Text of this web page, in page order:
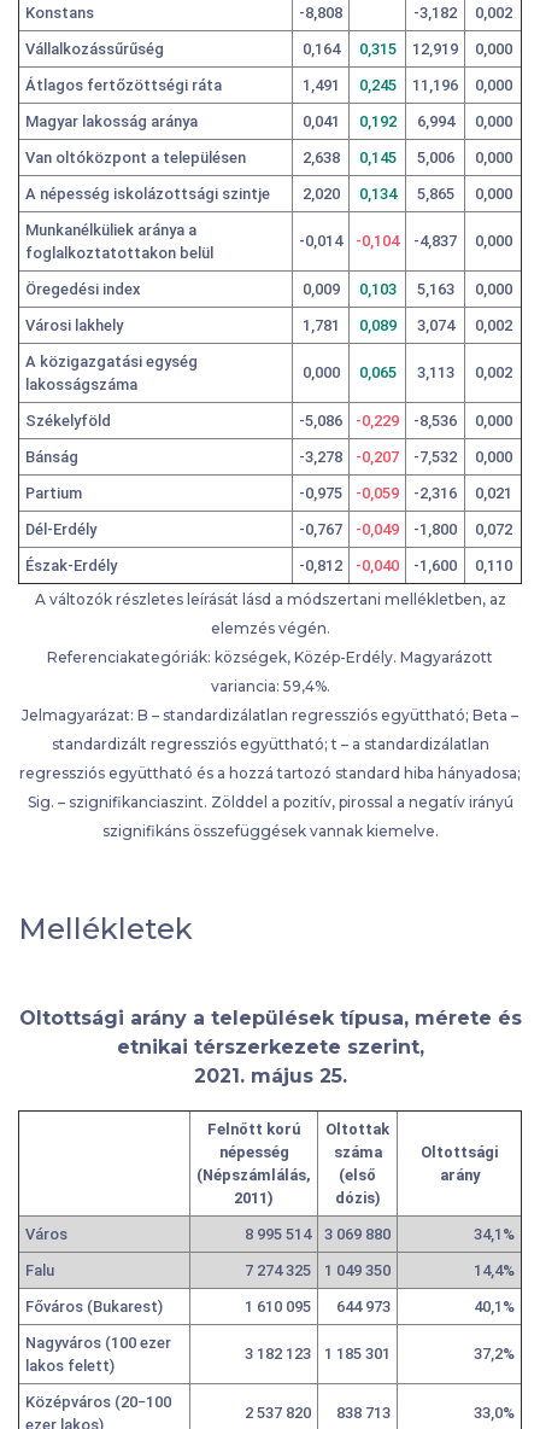
Konstans
-8,808 -3,182
0,002
Vállalkozássűrűség
0,164 0,315 12,919
0,000
Átlagos fertőzöttségi ráta
1,491 0,245 11,196
0,000
Magyar lakosság aránya
0,041 0,192 6,994
0,000
Van oltóközpont a településen
2,638 0,145 5,006
0,000
A népesség iskolázottsági szintje
2,020 0,134 5,865
0,000
Munkanélküliek aránya a
foglalkoztatottakon belül
-0,014 -0,104 -4,837 0,000
Öregedési index 0,009 0,103 5,163
0,000
Városi lakhely
1,781 0,089 3,074
0,002
A közigazgatási egység
lakosságszáma
0,000 0,065 3,113 0,002
Székelyföld -5,086 -0,229 -8,536
0,000
Bánság
-3,278 -0,207 -7,532
0,000
Partium
-0,975 -0,059 -2,316
0,021
Dél-Erdély
-0,767 -0,049 -1,800
0,072
Észak-Erdély
-0,812 -0,040 -1,600
0,110
A változók részletes leírását lásd a módszertani mellékletben, az
elemzés végén.
Referenciakategóriák: községek, Közép-Erdély. Magyarázott
variancia: 59,4%.
Jelmagyarázat: B – standardizálatlan regressziós együttható; Beta –
standardizált regressziós együttható; t – a standardizálatlan
regressziós együttható és a hozzá tartozó standard hiba hányadosa;
Sig. – szignifikanciaszint. Zölddel a pozitív, pirossal a negatív irányú
szignifikáns összefüggések vannak kiemelve.
Mellékletek
Oltottsági arány a települések típusa, mérete és
etnikai térszerkezete szerint,
2021. május 25.
Felnőtt korú
népesség
(Népszámlálás,
2011)
Oltottak
száma
(első
dózis)
Oltottsági
arány
Város 8 995 514 3 069 880
34,1%
Falu
7 274 325 1 049 350
14,4%
Főváros (Bukarest)
1 610 095 644 973
40,1%
Nagyváros (100 ezer
lakos felett)
3 182 123 1 185 301 37,2%
Középváros (20−100
ezer lakos)
2 537 820 838 713 33,0%